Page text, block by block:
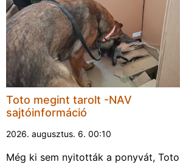
Toto megint tarolt -NAV
sajtóinformáció
2026. augusztus. 6. 00:10
Még ki sem nyitották a ponyvát, Toto